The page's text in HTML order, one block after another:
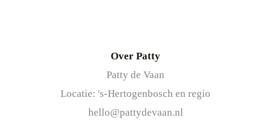
Over Patty
Patty de Vaan
Locatie: 's-Hertogenbosch en regio
hello@pattydevaan.nl